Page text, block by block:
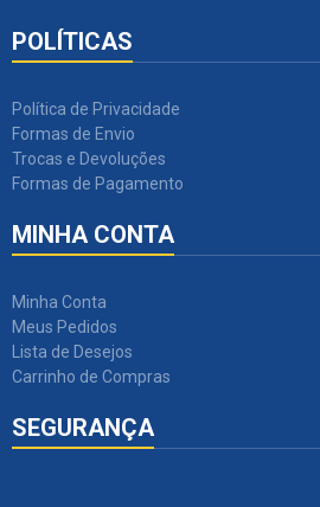
POLÍTICAS
Política de Privacidade
Formas de Envio
Trocas e Devoluções
Formas de Pagamento
MINHA CONTA
Minha Conta
Meus Pedidos
Lista de Desejos
Carrinho de Compras
SEGURANÇA